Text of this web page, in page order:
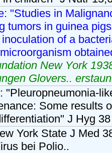
"Studies in
tumors in guinea
of a
New York
Glovers..
"Pleuropneumonia-
Some results
J Hyg
York State J Med
bei Polio..